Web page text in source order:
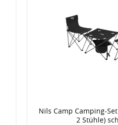
Nils Camp Camping-
2 Stühle)